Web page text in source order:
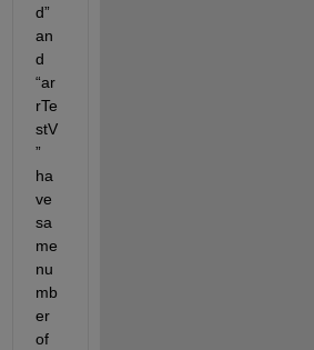
d”
an
d
“ar
rTe
stV
”
ha
ve
sa
me
nu
mb
er
of